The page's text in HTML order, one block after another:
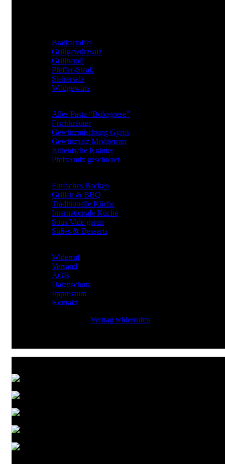
Bratkartoffel
Grillgewürzsalz
Grillhendl
Pfeffer-Steak
Steirersalz
Wildgewürz
Alles Pasta “Bolognese”
Fischkräuter
Gewürzmischung Gyros
Gewürzsalz Mediterran
Italienische Kräuter
Pfeffermix geschrotet
Einfaches Backen
Grillen & BBQ
Traditionelle Küche
Internationale Küche
Sous Vide garen
Süßes & Desserts
Widerruf
Versand
AGB
Datenschutz
Impressum
Kontakt
Vertrag widerrufen